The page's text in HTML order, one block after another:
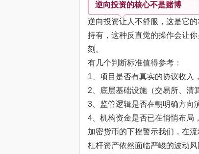
逆向投资的核心不是赌博
逆向投资让人不舒服，这是它
持有，这种反直觉的操作会让
刻。
有几个判断标准值得参考：
1、项目是否有真实的协议收入
2、底层基础设施（交易所、清
3、监管逻辑是否在朝明确方向
4、机构资金是否已在悄悄布局
加密货币的下挫警示我们，在
杠杆资产依然面临严峻的波动